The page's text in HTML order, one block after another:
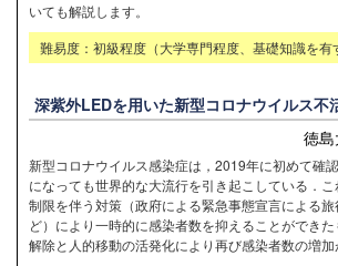
いても解説します。
難易度：初級程度（大学専門程度、基礎知識を有
深紫外LEDを用いた新型コロナウイルス不
徳
新型コロナウイルス感染症は，2019年に初めて確
になっても世界的な大流行を引き起こしている．
制限を伴う対策（政府による緊急事態宣言による
ど）により一時的に感染者数を抑えることができ
解除と人的移動の活発化により再び感染者数の増加